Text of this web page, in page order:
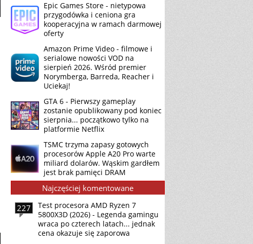
Epic Games Store - nietypowa
przygodówka i ceniona gra
kooperacyjna w ramach darmowej
oferty
Amazon Prime Video - filmowe i
serialowe nowości VOD na
sierpień 2026. Wśród premier
Norymberga, Barreda, Reacher i
Uciekaj!
GTA 6 - Pierwszy gameplay
zostanie opublikowany pod koniec
sierpnia... początkowo tylko na
platformie Netflix
TSMC trzyma zapasy gotowych
procesorów Apple A20 Pro warte
miliard dolarów. Wąskim gardłem
jest brak pamięci DRAM
Najczęściej komentowane
227
Test procesora AMD Ryzen 7
5800X3D (2026) - Legenda gamingu
wraca po czterech latach... jednak
cena okazuje się zaporowa